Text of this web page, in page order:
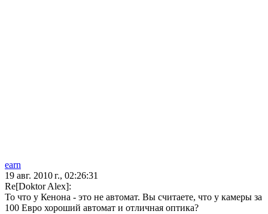
earn
19 авг. 2010 г., 02:26:31
Re[Doktor Alex]:
То что у Кенона - это не автомат. Вы считаете, что у камеры за
100 Евро хороший автомат и отличная оптика?